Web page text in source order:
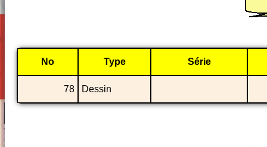
No Type Série
78 Dessin